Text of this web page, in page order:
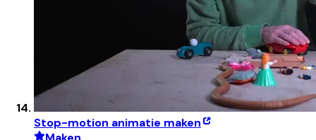
Stop-motion animatie maken